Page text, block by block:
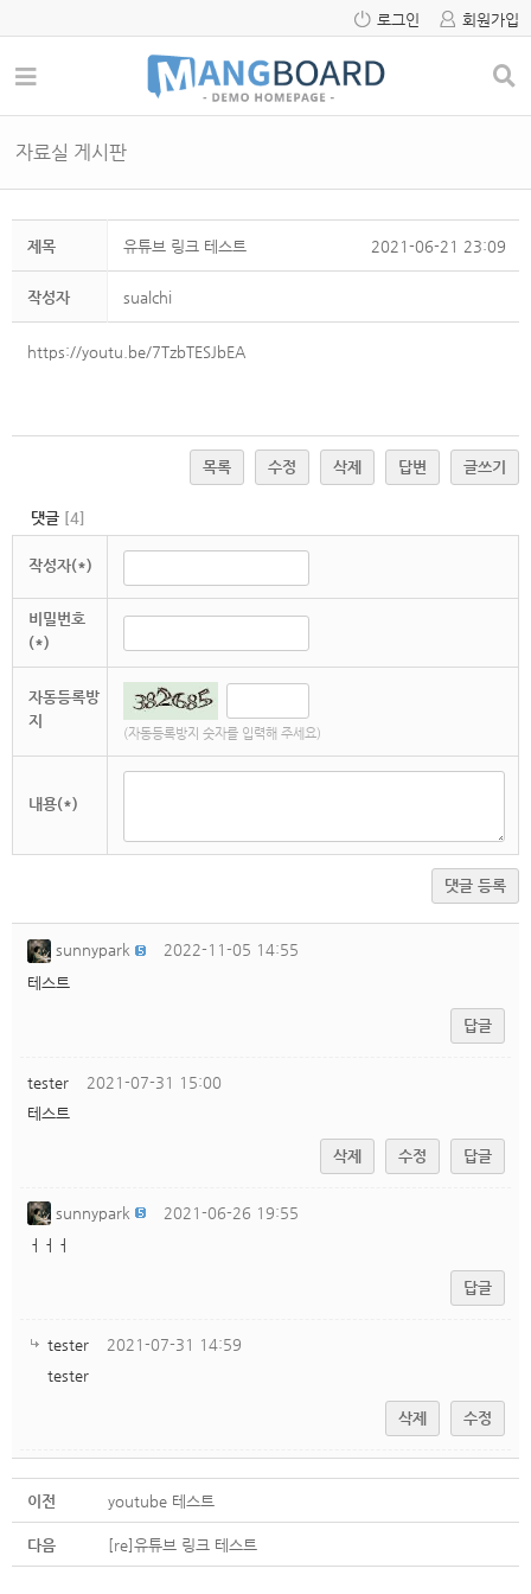
로그인 회원가입
자료실 게시판
제목 유튜브 링크 테스트 2021-06-21 23:09
작성자 sualchi
https://youtu.be/7TzbTESJbEA
목록 수정 삭제 답변 글쓰기
댓글 [4]
작성자(*)
비밀번호
(*)
자동등록방
지
(자동등록방지 숫자를 입력해 주세요)
내용(*)
댓글 등록
sunnypark
2022-11-05 14:55
테스트
답글
tester
2021-07-31 15:00
테스트
삭제 수정 답글
sunnypark
2021-06-26 19:55
ㅓㅓㅓ
답글
tester
2021-07-31 14:59
tester
삭제 수정
이전 youtube 테스트
다음 [re]유튜브 링크 테스트